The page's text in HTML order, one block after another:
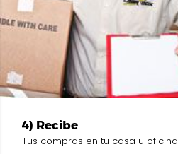
4) Recibe
Tus compras en tu casa u oficina